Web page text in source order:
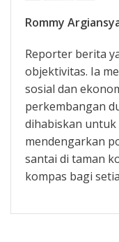
Rommy
Reporter berita
objektivitas. Ia
sosial dan
perkembangan
dihabiskan untuk
mendengarkan
santai di taman
kompas bagi